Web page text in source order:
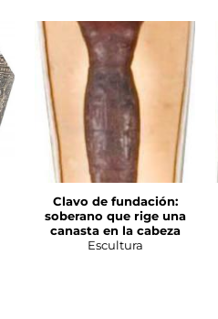
Clavo de fundación:
soberano que rige una
canasta en la cabeza
Escultura